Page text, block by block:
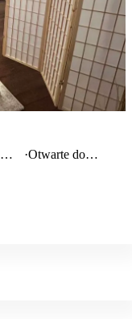
·Otwarte do